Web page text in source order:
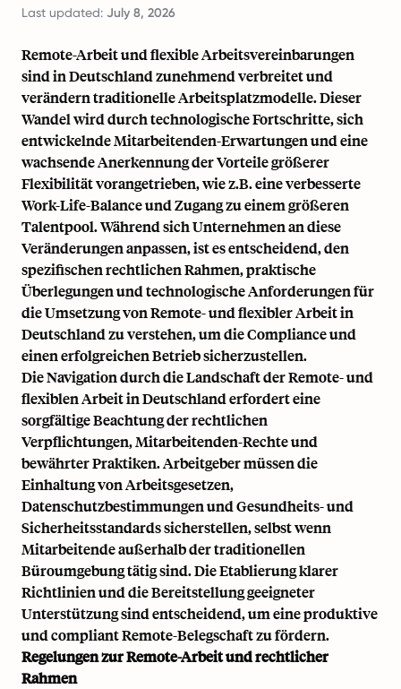
Last updated: July 8, 2026
Remote-Arbeit und flexible Arbeitsvereinbarungen
sind in Deutschland zunehmend verbreitet und
verändern traditionelle Arbeitsplatzmodelle. Dieser
Wandel wird durch technologische Fortschritte, sich
entwickelnde Mitarbeitenden-Erwartungen und eine
wachsende Anerkennung der Vorteile größerer
Flexibilität vorangetrieben, wie z.B. eine verbesserte
Work-Life-Balance und Zugang zu einem größeren
Talentpool. Während sich Unternehmen an diese
Veränderungen anpassen, ist es entscheidend, den
spezifischen rechtlichen Rahmen, praktische
Überlegungen und technologische Anforderungen für
die Umsetzung von Remote- und flexibler Arbeit in
Deutschland zu verstehen, um die Compliance und
einen erfolgreichen Betrieb sicherzustellen.
Die Navigation durch die Landschaft der Remote- und
flexiblen Arbeit in Deutschland erfordert eine
sorgfältige Beachtung der rechtlichen
Verpflichtungen, Mitarbeitenden-Rechte und
bewährter Praktiken. Arbeitgeber müssen die
Einhaltung von Arbeitsgesetzen,
Datenschutzbestimmungen und Gesundheits- und
Sicherheitsstandards sicherstellen, selbst wenn
Mitarbeitende außerhalb der traditionellen
Büroumgebung tätig sind. Die Etablierung klarer
Richtlinien und die Bereitstellung geeigneter
Unterstützung sind entscheidend, um eine produktive
und compliant Remote-Belegschaft zu fördern.
Regelungen zur Remote-Arbeit und rechtlicher
Rahmen